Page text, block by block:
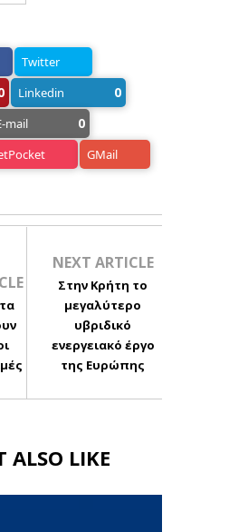
Twitter
Linkedin 0
mail 0
GMail
NEXT ARTICLE
Στην Κρήτη το
μεγαλύτερο
υβριδικό
ενεργειακό έργο
της Ευρώπης
ALSO LIKE